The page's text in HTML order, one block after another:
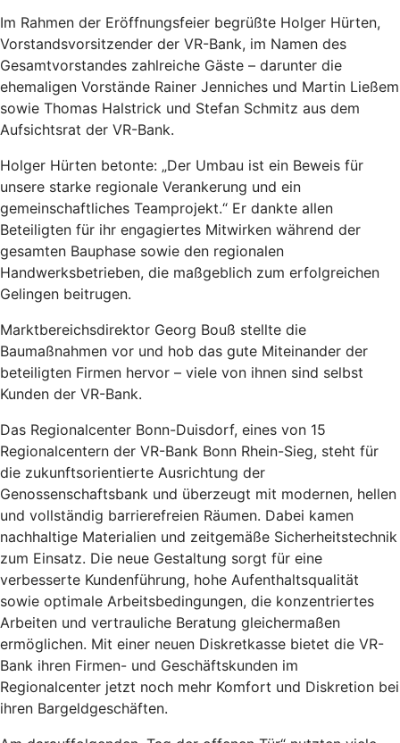
Im Rahmen der Eröffnungsfeier begrüßte Holger Hürten,
Vorstandsvorsitzender der VR-Bank, im Namen des
Gesamtvorstandes zahlreiche Gäste – darunter die
ehemaligen Vorstände Rainer Jenniches und Martin Ließem
sowie Thomas Halstrick und Stefan Schmitz aus dem
Aufsichtsrat der VR-Bank.
Holger Hürten betonte: „Der Umbau ist ein Beweis für
unsere starke regionale Verankerung und ein
gemeinschaftliches Teamprojekt.“ Er dankte allen
Beteiligten für ihr engagiertes Mitwirken während der
gesamten Bauphase sowie den regionalen
Handwerksbetrieben, die maßgeblich zum erfolgreichen
Gelingen beitrugen.
Marktbereichsdirektor Georg Bouß stellte die
Baumaßnahmen vor und hob das gute Miteinander der
beteiligten Firmen hervor – viele von ihnen sind selbst
Kunden der VR-Bank.
Das Regionalcenter Bonn-Duisdorf, eines von 15
Regionalcentern der VR-Bank Bonn Rhein-Sieg, steht für
die zukunftsorientierte Ausrichtung der
Genossenschaftsbank und überzeugt mit modernen, hellen
und vollständig barrierefreien Räumen. Dabei kamen
nachhaltige Materialien und zeitgemäße Sicherheitstechnik
zum Einsatz. Die neue Gestaltung sorgt für eine
verbesserte Kundenführung, hohe Aufenthaltsqualität
sowie optimale Arbeitsbedingungen, die konzentriertes
Arbeiten und vertrauliche Beratung gleichermaßen
ermöglichen. Mit einer neuen Diskretkasse bietet die VR-
Bank ihren Firmen- und Geschäftskunden im
Regionalcenter jetzt noch mehr Komfort und Diskretion bei
ihren Bargeldgeschäften.